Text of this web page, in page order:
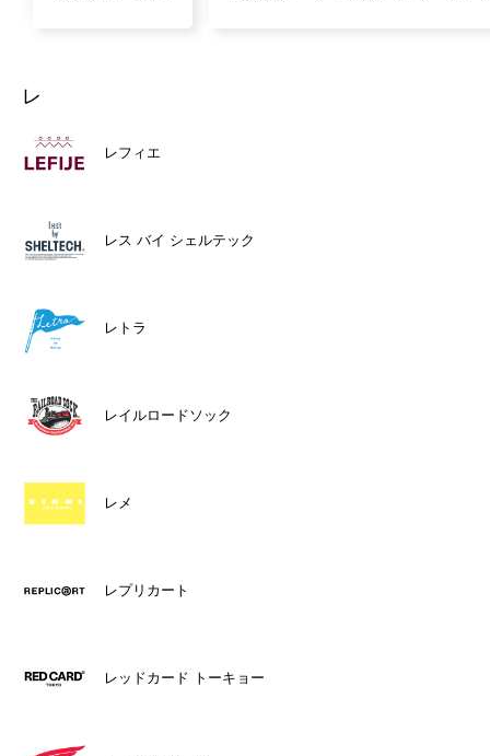
レ
レフィエ
レス バイ シェルテック
レトラ
レイルロードソック
レメ
レプリカート
レッドカード トーキョー